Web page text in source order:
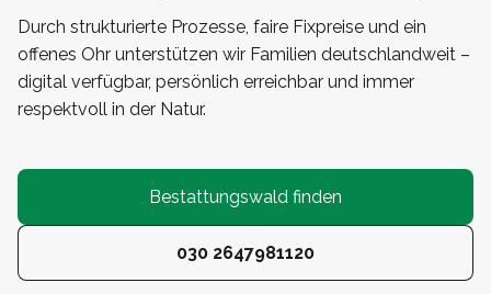
Durch strukturierte Prozesse, faire Fixpreise und ein
offenes Ohr unterstützen wir Familien deutschlandweit –
digital verfügbar, persönlich erreichbar und immer
respektvoll in der Natur.
Bestattungswald finden
030 2647981120